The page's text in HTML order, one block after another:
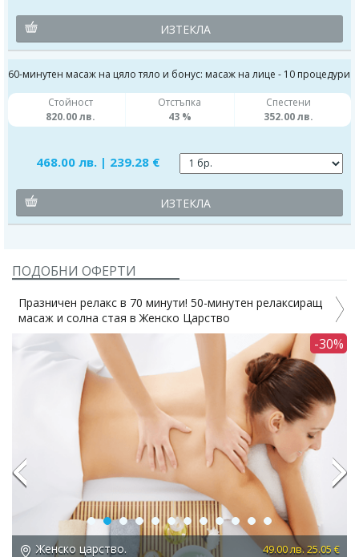
ИЗТЕКЛА
60-минутен масаж на цяло тяло и бонус: масаж на лице - 10 процедури
Стойност
820.00 лв.
Отстъпка
43 %
Спестени
352.00 лв.
468.00 лв. | 239.28 €
ИЗТЕКЛА
ПОДОБНИ ОФЕРТИ
Празничен релакс в 70 минути! 50-минутен релаксиращ
масаж и солна стая в Женско Царство
-30%
Женско царство. 49.00 лв. 25.05 €
Previous Next